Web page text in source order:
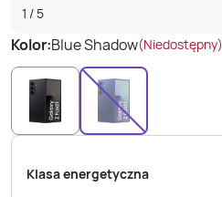
1 /5
Kolor:Blue Shadow(Niedostępny)
Klasa energetyczna